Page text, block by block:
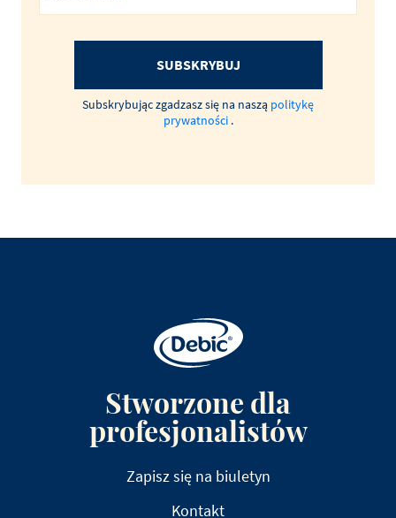
SUBSKRYBUJ
Subskrybując zgadzasz się na naszą politykę
prywatności .
Stworzone dla
profesjonalistów
Zapisz się na biuletyn
Kontakt